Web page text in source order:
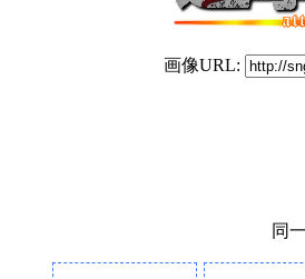
画像URL:
同